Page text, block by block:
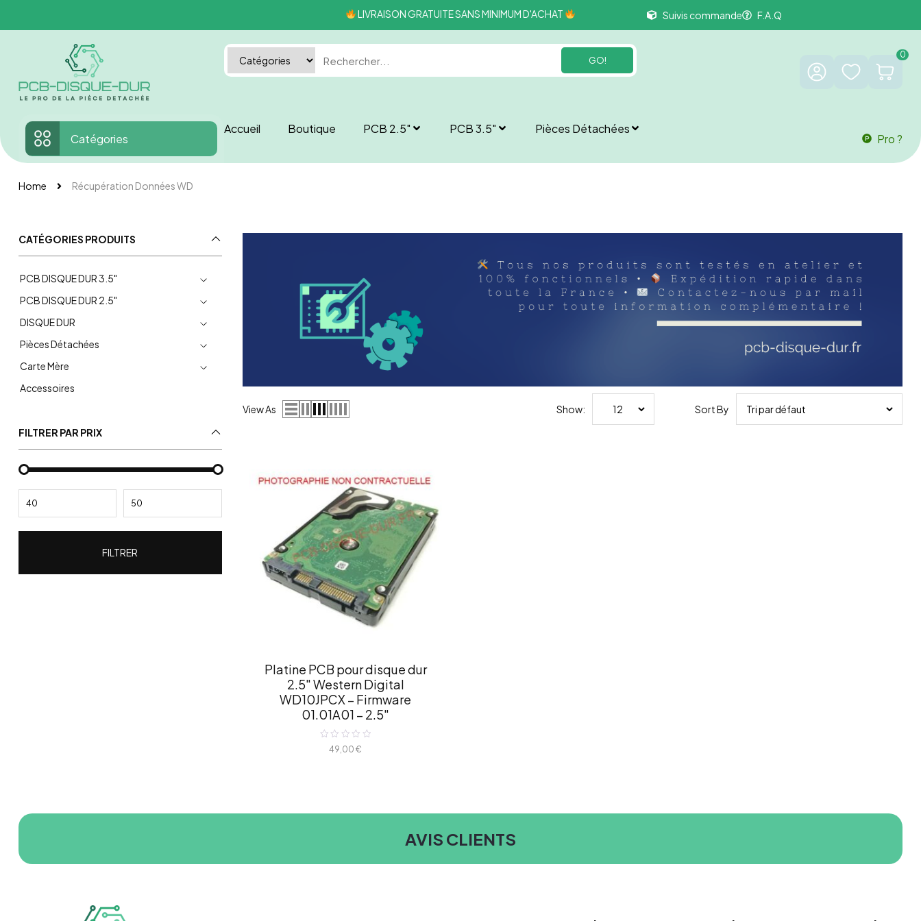
LIVRAISON GRATUITE SANS MINIMUM D'ACHAT Suivis commande F.A.Q
GO! 0
Catégories
Accueil Boutique PCB 2.5″ PCB 3.5″ Pièces Détachées
Pro ?
Home Récupération Données WD
CATÉGORIES PRODUITS
PCB DISQUE DUR 3.5"
PCB DISQUE DUR 2.5"
DISQUE DUR
Pièces Détachées
Carte Mère
Accessoires
FILTRER PAR PRIX
FILTRER
View As Show: Sort By
Platine PCB pour disque dur
2.5″ Western Digital
WD10JPCX – Firmware
01.01A01 – 2.5″
Note
49,00€
AVIS CLIENTS